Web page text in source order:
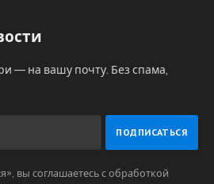
— на вашу почту. Без спама,
вы соглашаетесь с обработкой